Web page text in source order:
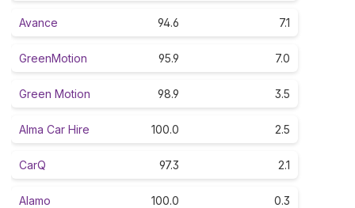
Avance 94.6 7.1
GreenMotion 95.9 7.0
Green Motion 98.9 3.5
Alma Car Hire 100.0 2.5
CarQ 97.3 2.1
Alamo 100.0 0.3